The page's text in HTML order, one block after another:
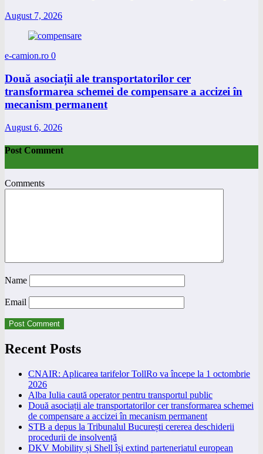
August 7, 2026
e-camion.ro 0
Două asociații ale transportatorilor cer
transformarea schemei de compensare a accizei în
mecanism permanent
August 6, 2026
Post Comment
Comments
Name
Email
Recent Posts
CNAIR: Aplicarea tarifelor TollRo va începe la 1 octombrie
2026
Alba Iulia caută operator pentru transportul public
Două asociații ale transportatorilor cer transformarea schemei
de compensare a accizei în mecanism permanent
STB a depus la Tribunalul București cererea deschiderii
procedurii de insolvență
DKV Mobility și Shell își extind parteneriatul european